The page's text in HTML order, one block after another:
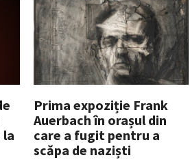
la
Prima expoziție Frank
Auerbach în orașul din
care a fugit pentru a
scăpa de naziști